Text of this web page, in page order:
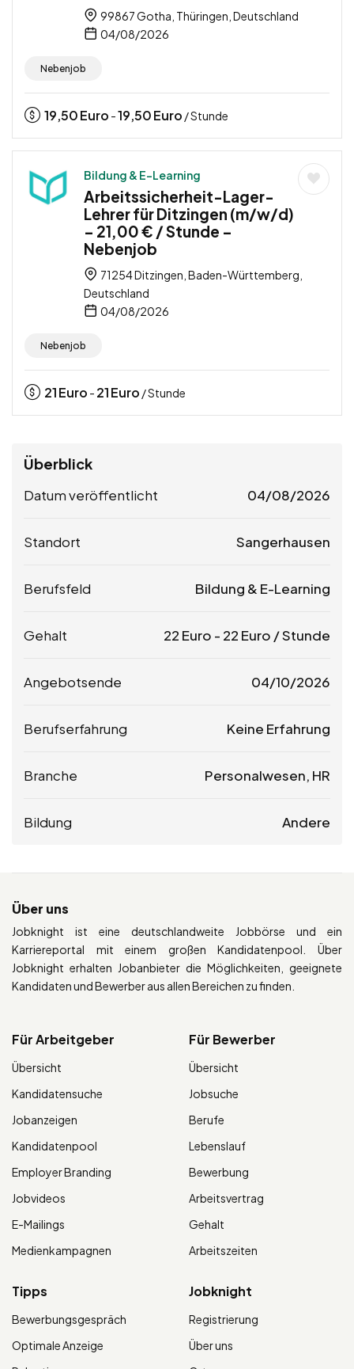
99867 Gotha, Thüringen, Deutschland
04/08/2026
Nebenjob
19,50Euro -19,50Euro / Stunde
Bildung & E-Learning
Arbeitssicherheit-Lager-
Lehrer für Ditzingen (m/w/d)
– 21,00 € / Stunde –
Nebenjob
71254 Ditzingen, Baden-Württemberg,
Deutschland
04/08/2026
Nebenjob
21Euro - 21Euro / Stunde
Überblick
Datum veröffentlicht 04/08/2026
Standort Sangerhausen
Berufsfeld Bildung & E-Learning
Gehalt 22 Euro - 22 Euro / Stunde
Angebotsende 04/10/2026
Berufserfahrung Keine Erfahrung
Branche Personalwesen, HR
Bildung Andere
Über uns
Jobknight ist eine deutschlandweite Jobbörse und ein
Karriereportal mit einem großen Kandidatenpool. Über
Jobknight erhalten Jobanbieter die Möglichkeiten, geeignete
Kandidaten und Bewerber aus allen Bereichen zu finden.
Für Arbeitgeber
Übersicht
Kandidatensuche
Jobanzeigen
Kandidatenpool
Employer Branding
Jobvideos
E-Mailings
Medienkampagnen
Für Bewerber
Übersicht
Jobsuche
Berufe
Lebenslauf
Bewerbung
Arbeitsvertrag
Gehalt
Arbeitszeiten
Tipps
Bewerbungsgespräch
Optimale Anzeige
Jobknight
Registrierung
Über uns